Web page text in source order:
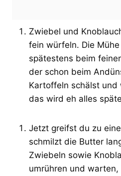
Zwiebel und
fein würfeln. Die
spätestens beim
der schon beim
Kartoffeln schälst
das wird eh alles
Jetzt greifst du zu
schmilzt die Butter
Zwiebeln sowie
umrühren und